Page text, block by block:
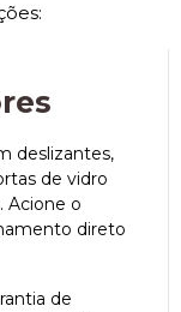
deslizantes,
de vidro
Acione o
direto
de